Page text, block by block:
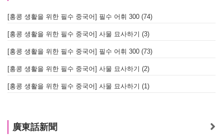
[홍콩 생활을 위한 필수 중국어] 필수 어휘 300 (74)
[홍콩 생활을 위한 필수 중국어] 사물 묘사하기 (3)
[홍콩 생활을 위한 필수 중국어] 필수 어휘 300 (73)
[홍콩 생활을 위한 필수 중국어] 사물 묘사하기 (2)
[홍콩 생활을 위한 필수 중국어] 사물 묘사하기 (1)
廣東話新聞